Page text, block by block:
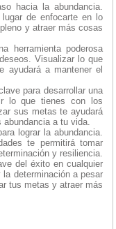
hacia la abundancia.
de enfocarte en lo
y atraer más cosas
herramienta poderosa
Visualizar lo que
ayudará a mantener el
para desarrollar una
lo que tienes con los
sus metas te ayudará
a tu vida.
lograr la abundancia.
te permitirá tomar
y resiliencia.
del éxito en cualquier
determinación a pesar
tus metas y atraer más